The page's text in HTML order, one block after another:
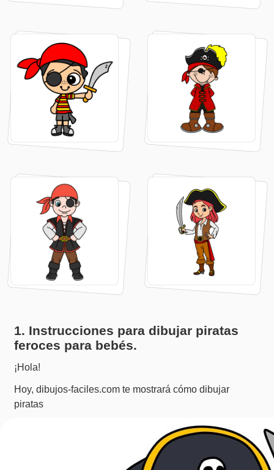
1. Instrucciones para dibujar piratas
feroces para bebés.
¡Hola!
Hoy, dibujos-faciles.com te mostrará cómo dibujar
piratas